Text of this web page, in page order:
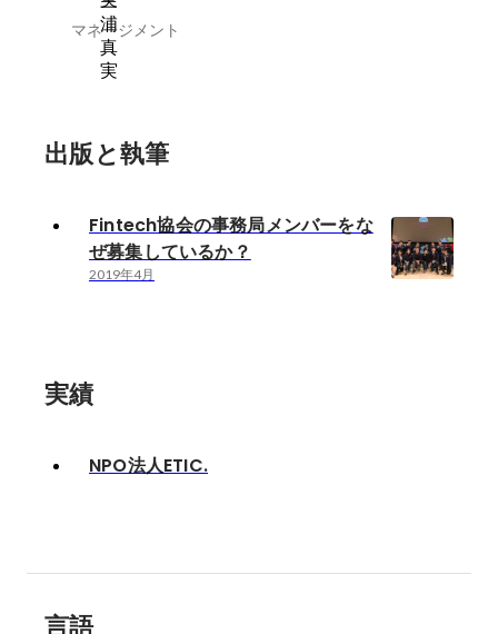
マネージメント
出版と執筆
Fintech協会の事務局メンバーをな
ぜ募集しているか？
2019年4月
実績
NPO法人ETIC.
言語